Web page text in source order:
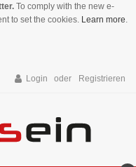
To comply with the new e-
to set the cookies. Learn more.
Login Registrieren